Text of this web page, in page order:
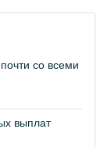
со всеми
выплат